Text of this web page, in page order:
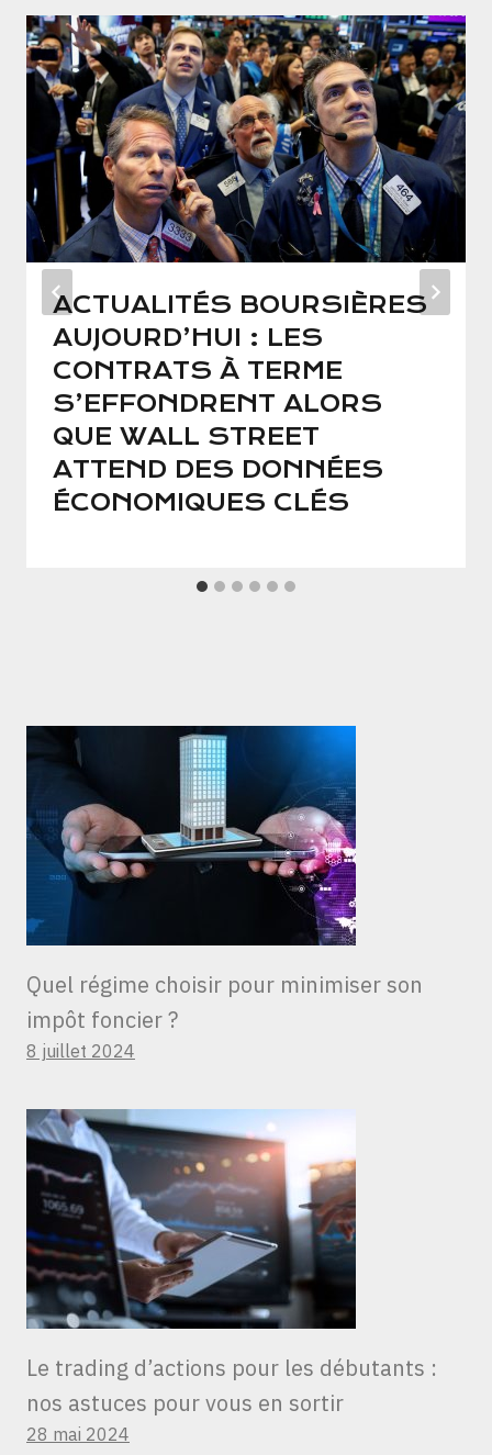
ACTUALITÉS BOURSIÈRES
AUJOURD’HUI : LES
CONTRATS À TERME
S’EFFONDRENT ALORS
QUE WALL STREET
ATTEND DES DONNÉES
ÉCONOMIQUES CLÉS
Quel régime choisir pour minimiser son
impôt foncier ?
8 juillet 2024
Le trading d’actions pour les débutants :
nos astuces pour vous en sortir
28 mai 2024